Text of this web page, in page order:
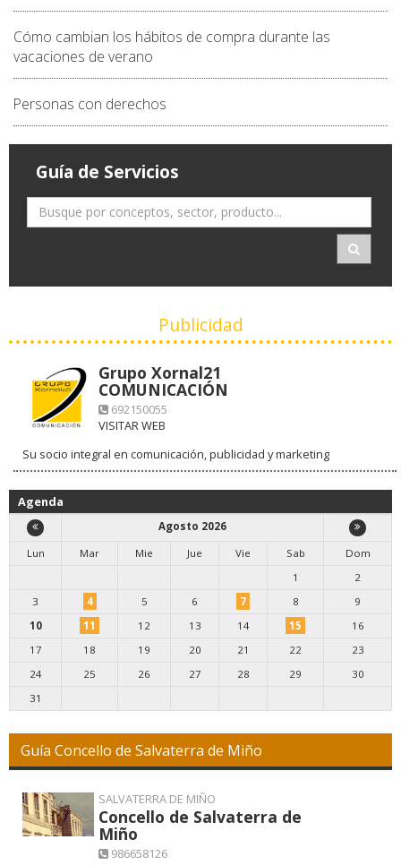
Cómo cambian los hábitos de compra durante las
vacaciones de verano
Personas con derechos
Guía de Servicios
Publicidad
Grupo Xornal21
COMUNICACIÓN
692150055
VISITAR WEB
Su socio integral en comunicación, publicidad y marketing
Agenda
Agosto 2026
Lun
Mar Mie Jue Vie Sab
Dom
1
2
3
4 5 6 7 8
9
10
11 12 13 14 15
16
17
18 19 20 21 22
23
24
25 26 27 28 29
30
31
Guía Concello de Salvaterra de Miño
SALVATERRA DE MIÑO
Concello de Salvaterra de
Miño
986658126